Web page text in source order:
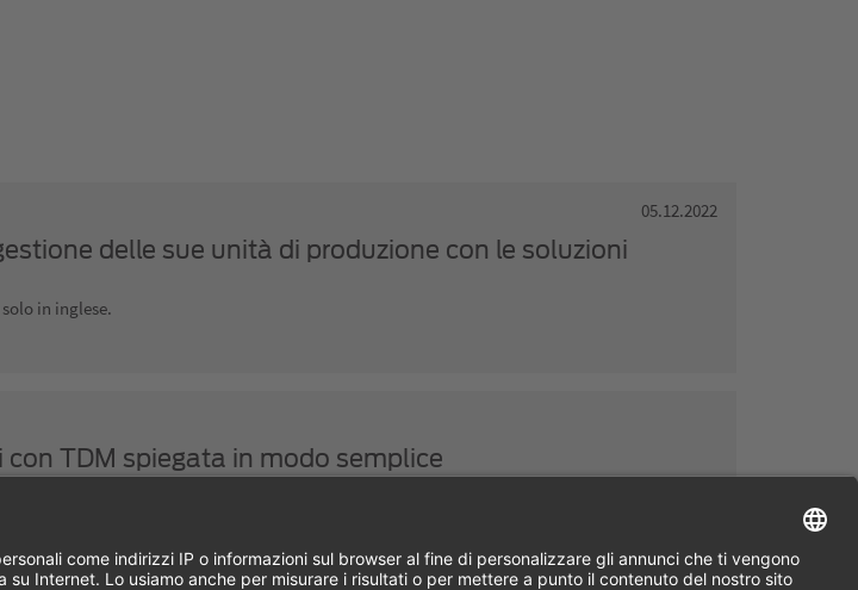
05.12.2022
delle sue unità di produzione con le soluzioni
in inglese.
con TDM spiegata in modo semplice